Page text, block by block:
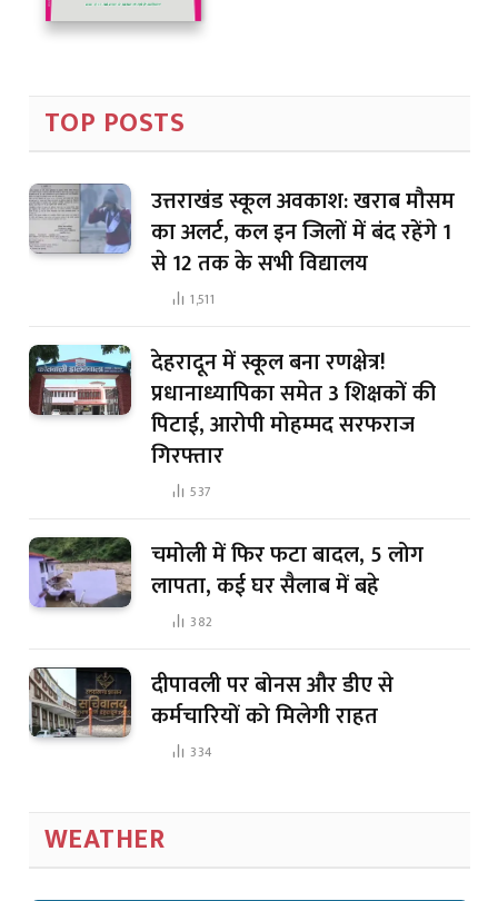
TOP POSTS
उत्तराखंड स्कूल अवकाश: खराब मौसम
का अलर्ट, कल इन जिलों में बंद रहेंगे 1
से 12 तक के सभी विद्यालय
1,511
देहरादून में स्कूल बना रणक्षेत्र!
प्रधानाध्यापिका समेत 3 शिक्षकों की
पिटाई, आरोपी मोहम्मद सरफराज
गिरफ्तार
537
चमोली में फिर फटा बादल, 5 लोग
लापता, कई घर सैलाब में बहे
382
दीपावली पर बोनस और डीए से
कर्मचारियों को मिलेगी राहत
334
WEATHER